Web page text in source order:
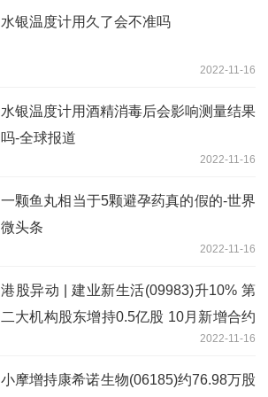
水银温度计用久了会不准吗
2022-11-16
水银温度计用酒精消毒后会影响测量结果
吗-全球报道
2022-11-16
一颗鱼丸相当于5颗避孕药真的假的-世界
微头条
2022-11-16
港股异动 | 建业新生活(09983)升10% 第
二大机构股东增持0.5亿股 10月新增合约
2022-11-16
小摩增持康希诺生物(06185)约76.98万股